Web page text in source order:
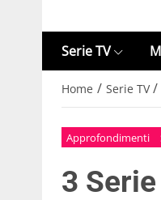
Serie TV
Home / Serie TV /
Approfondimenti
3